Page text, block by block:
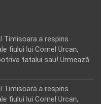
Timisoara a respins
fiului lui Cornel Urcan,
tatalui sau! Urmează
Timisoara a respins
fiului lui Cornel Urcan,